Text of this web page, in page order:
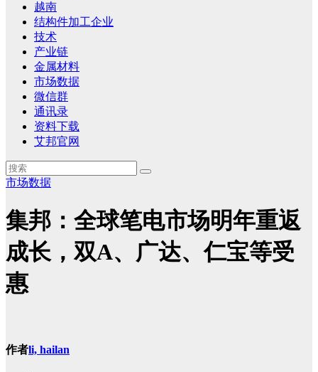
越南
结构件加工企业
技术
产业链
金属材料
市场数据
微信群
通讯录
资料下载
艾邦官网
市场数据
集邦：全球笔电市场明年重返
成长，双A、广达、仁宝等受
惠
作者li, hailan